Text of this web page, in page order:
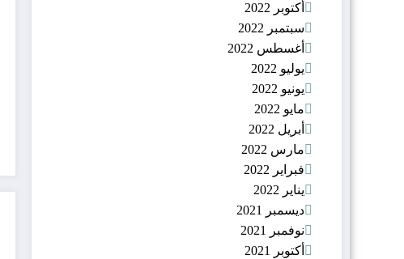
أكتوبر 2022
سبتمبر 2022
أغسطس 2022
يوليو 2022
يونيو 2022
مايو 2022
أبريل 2022
مارس 2022
فبراير 2022
يناير 2022
ديسمبر 2021
نوفمبر 2021
أكتوبر 2021